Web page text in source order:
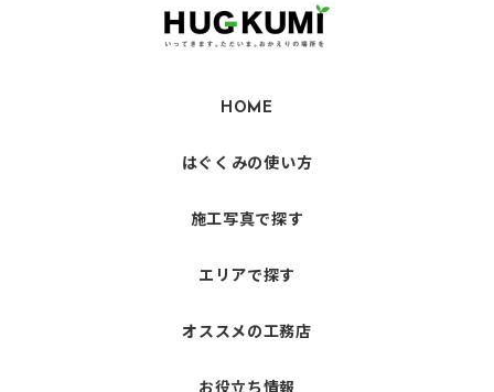
HOME
はぐくみの使い方
施工写真で探す
エリアで探す
オススメの工務店